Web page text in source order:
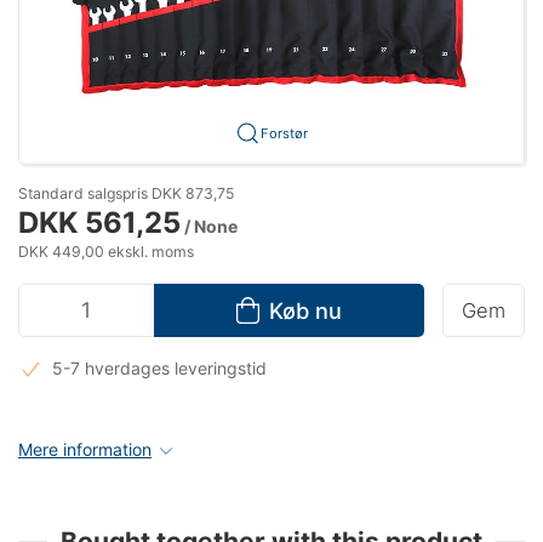
Forstør
Standard salgspris DKK 873,75
DKK 561,25 / None
DKK 449,00 ekskl. moms
Køb nu Gem
5-7 hverdages leveringstid
Mere information